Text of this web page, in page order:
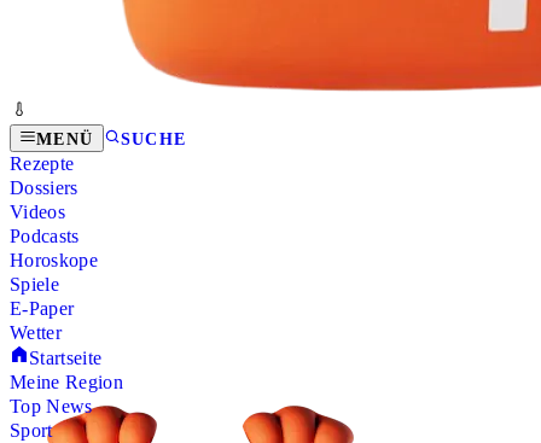
MENÜ SUCHE
Rezepte
Dossiers
Videos
Podcasts
Horoskope
Spiele
E-Paper
Wetter
Startseite
Meine Region
Top News
Sport